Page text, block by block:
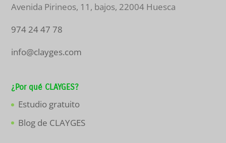
Avenida Pirineos, 11, bajos, 22004 Huesca
974 24 47 78
info@clayges.com
¿Por qué CLAYGES?
Estudio gratuito
Blog de CLAYGES